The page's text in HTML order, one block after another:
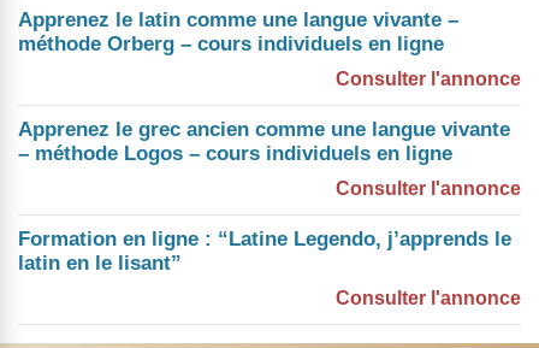
Apprenez le latin comme une langue vivante –
méthode Orberg – cours individuels en ligne
Consulter l'annonce
Apprenez le grec ancien comme une langue vivante
– méthode Logos – cours individuels en ligne
Consulter l'annonce
Formation en ligne : “Latine Legendo, j’apprends le
latin en le lisant”
Consulter l'annonce